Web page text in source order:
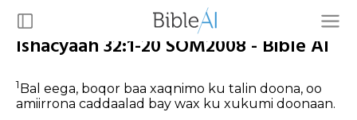
Ishacyaah 32:1-20 SOM2008 - Bible AI
1Bal eega, boqor baa xaqnimo ku talin doona, oo
amiirrona caddaalad bay wax ku xukumi doonaan.